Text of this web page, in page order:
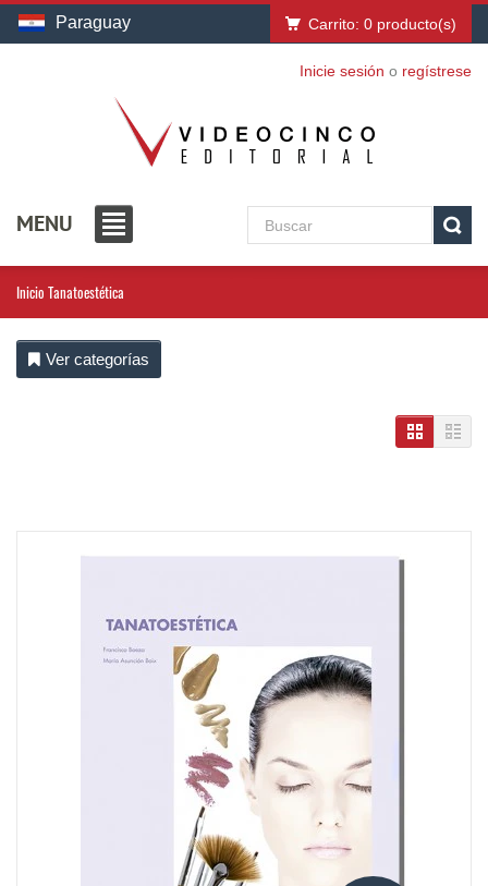
Paraguay Carrito: 0 producto(s)
Inicie sesión o regístrese
MENU
Inicio Tanatoestética
Ver categorías